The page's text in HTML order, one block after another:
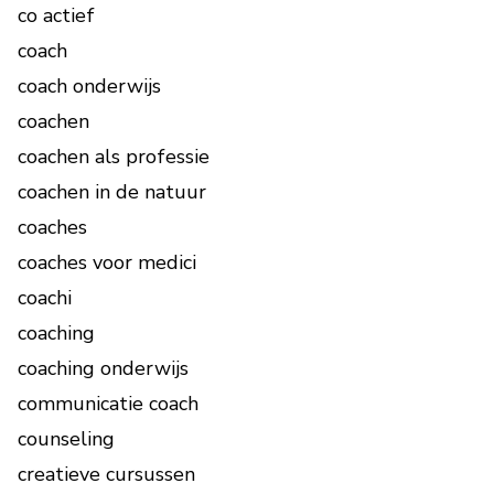
co actief
coach
coach onderwijs
coachen
coachen als professie
coachen in de natuur
coaches
coaches voor medici
coachi
coaching
coaching onderwijs
communicatie coach
counseling
creatieve cursussen